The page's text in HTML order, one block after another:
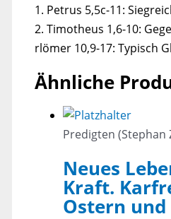
1. Petrus 5,5c-11:
2. Timotheus 1,6-10:
rlömer 10,9-17: Typisch
Ähnliche
Predigten (Stephan
Neues
Kraft.
Ostern und